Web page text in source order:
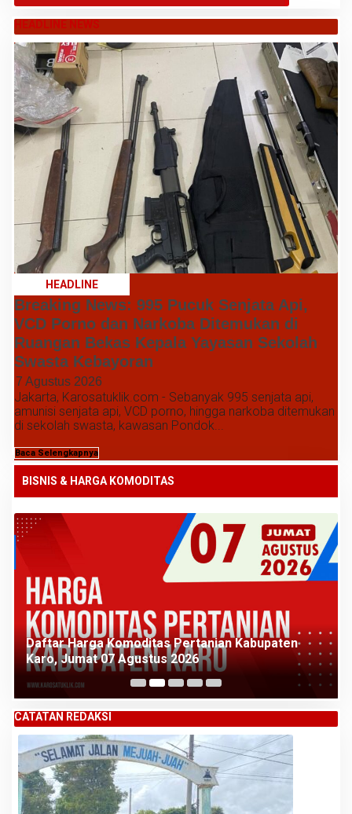
HEADLINE NEWS
HEADLINE
Breaking News: 995 Pucuk Senjata Api,
VCD Porno dan Narkoba Ditemukan di
Ruangan Bekas Kepala Yayasan Sekolah
Swasta Kebayoran
7 Agustus 2026
Jakarta, Karosatuklik.com - Sebanyak 995 senjata api,
amunisi senjata api, VCD porno, hingga narkoba ditemukan
di sekolah swasta, kawasan Pondok...
Baca Selengkapnya
BISNIS & HARGA KOMODITAS
Daftar Harga Komoditas Pertanian Kabupaten
Karo, Jumat 07 Agustus 2026
CATATAN REDAKSI